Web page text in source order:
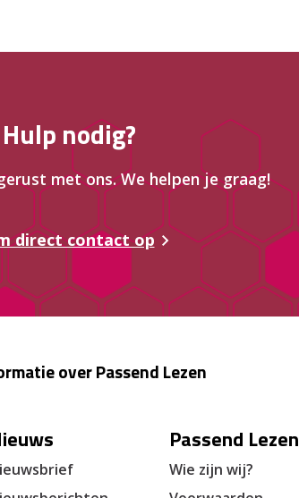
Hulp nodig?
met ons. We helpen je graag!
direct contact op
over Passend Lezen
Passend Lezen
Wie zijn wij?